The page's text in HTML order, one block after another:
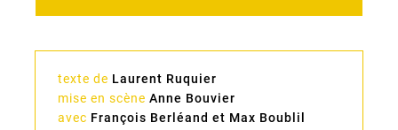
texte de Laurent Ruquier
mise en scène Anne Bouvier
avec François Berléand et Max Boublil